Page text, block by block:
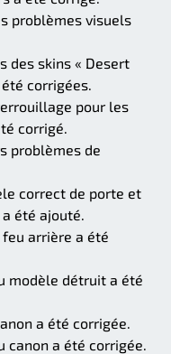
problèmes visuels
des skins « Desert
corrigées.
pour les
corrigé.
problèmes de
correct de porte et
été ajouté.
feu arrière a été
modèle détruit a été
a été corrigée.
canon a été corrigée.